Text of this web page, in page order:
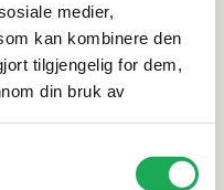
medier,
kan kombinere den
tilgjengelig for dem,
din bruk av